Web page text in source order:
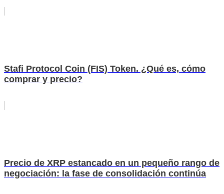
Stafi Protocol Coin (FIS) Token. ¿Qué es, cómo
comprar y precio?
Precio de XRP estancado en un pequeño rango de
negociación: la fase de consolidación continúa